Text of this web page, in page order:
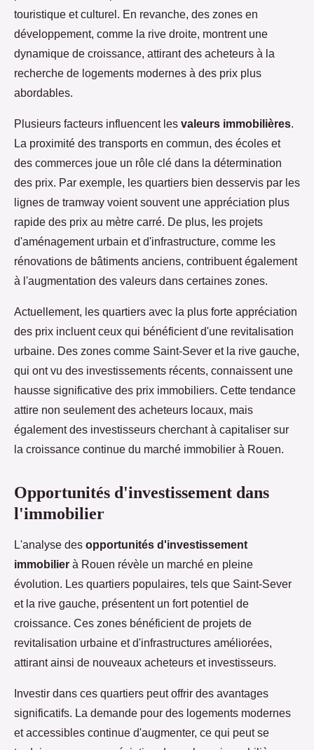
touristique et culturel. En revanche, des zones en
développement, comme la rive droite, montrent une
dynamique de croissance, attirant des acheteurs à la
recherche de logements modernes à des prix plus
abordables.
Plusieurs facteurs influencent les valeurs immobilières.
La proximité des transports en commun, des écoles et
des commerces joue un rôle clé dans la détermination
des prix. Par exemple, les quartiers bien desservis par les
lignes de tramway voient souvent une appréciation plus
rapide des prix au mètre carré. De plus, les projets
d'aménagement urbain et d'infrastructure, comme les
rénovations de bâtiments anciens, contribuent également
à l'augmentation des valeurs dans certaines zones.
Actuellement, les quartiers avec la plus forte appréciation
des prix incluent ceux qui bénéficient d'une revitalisation
urbaine. Des zones comme Saint-Sever et la rive gauche,
qui ont vu des investissements récents, connaissent une
hausse significative des prix immobiliers. Cette tendance
attire non seulement des acheteurs locaux, mais
également des investisseurs cherchant à capitaliser sur
la croissance continue du marché immobilier à Rouen.
Opportunités d'investissement dans
l'immobilier
L'analyse des opportunités d'investissement
immobilier à Rouen révèle un marché en pleine
évolution. Les quartiers populaires, tels que Saint-Sever
et la rive gauche, présentent un fort potentiel de
croissance. Ces zones bénéficient de projets de
revitalisation urbaine et d'infrastructures améliorées,
attirant ainsi de nouveaux acheteurs et investisseurs.
Investir dans ces quartiers peut offrir des avantages
significatifs. La demande pour des logements modernes
et accessibles continue d'augmenter, ce qui peut se